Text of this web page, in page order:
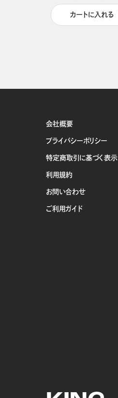
カートに入れる
会社概要
プライバシーポリシー
特定商取引に基づく表示
利用規約
お問い合わせ
ご利用ガイド